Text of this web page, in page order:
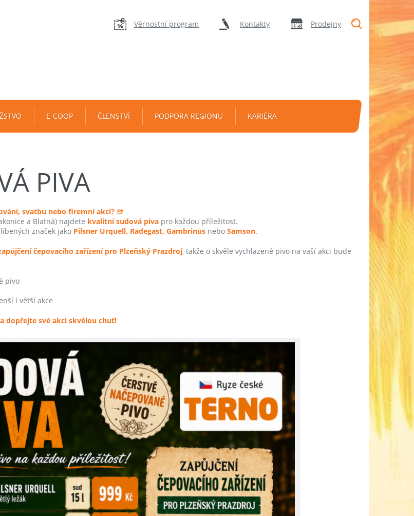
"Vyhledávání
Věrnostní program Kontakty Prodejny
E-COOP ČLENSTVÍ PODPORA REGIONU KARIÉRA
PIVA
svatbu nebo firemní akci? 🍺
a Blatná) najdete kvalitní sudová pivapro každou příležitost.
značek jako Pilsner Urquell, Radegast, Gambrinusnebo Samson.
čepovacího zařízení pro Plzeňský Prazdroj, takže o skvěle vychlazené pivo na vaší akci bude
pivo
i větší akce
dopřejte své akci skvělou chuť!